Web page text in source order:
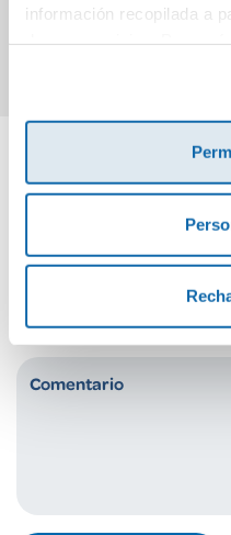
información recopilada a